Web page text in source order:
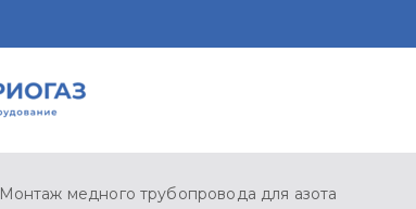
Производство и поставки криогенного
Монтаж медного трубопровода для азота